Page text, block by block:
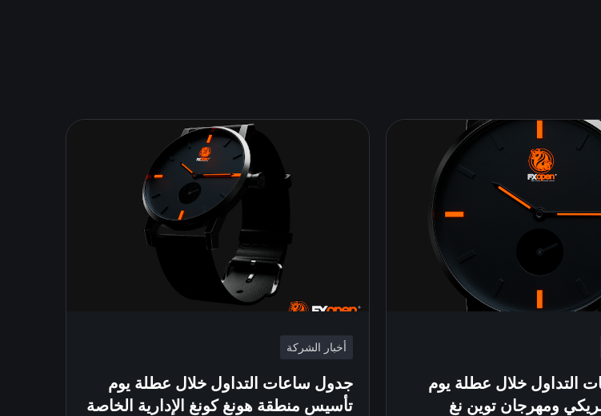
التداول خلال عطلة يوم
ومهرجان توين نغ
أخبار الشركة
جدول ساعات التداول خلال عطلة يوم
تأسيس منطقة هونغ كونغ الإدارية الخاصة